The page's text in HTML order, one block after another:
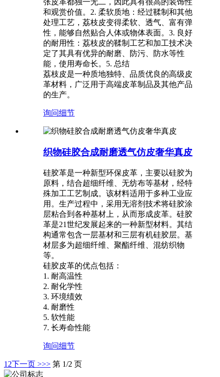
张皮革都独一无二，因此具有很高的装饰性
和观赏价值。2. 柔软质地：经过鞣制和其他
处理工艺，荔枝皮变得柔软、透气、富有弹
性，能够自然贴合人体或物体表面。3. 良好
的耐用性：荔枝皮的鞣制工艺和加工技术决
定了其具有优异的耐磨、防污、防水等性
能，使用寿命长。5. 总结
荔枝皮是一种质地独特、品质优良的高级皮
革材料，广泛用于高端皮革制品及其他产品
的生产。
询问细节
织物硅胶合成耐磨透气仿皮奢华真皮
硅胶革是一种新型环保皮革，主要以硅胶为
原料，结合超细纤维、无纺布等基材，经特
殊加工工艺制成。该材料适用于多种工业应
用。生产过程中，采用无溶剂技术将硅胶涂
层粘合到各种基材上，从而形成皮革。硅胶
革是21世纪发展起来的一种新型材料。其结
构通常包含一层基材和三层有机硅胶层。基
材层多为超细纤维、聚酯纤维、混纺织物
等。
硅胶皮革的优点包括：
1. 耐高温性
2. 耐化学性
3. 环境绩效
4. 耐磨性
5. 软性能
7. 长寿命性能
询问细节
1 2下一页 >>> 第 1/2 页